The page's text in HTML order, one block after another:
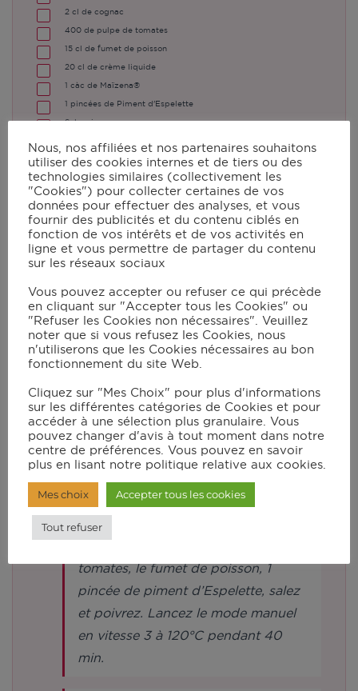
2 cl de cognac
400 de pulpe de tomates
15 cl de fumet de poisson
20 cl de crème liquide
1 càc de Maïzena®
1 pincées de Piment d'Espelette
Sel, poivre
Instructions
Épluchez l’oignon et l’ail, puis
coupez-les en quatre. Mettez-les
dans le robot muni du couteau
hachoir ultrablade. Mixez en vitesse
11 pendant 10 s.
ultrablade par le mélangeur, raclez
les parois du bol avec la spatule,
puis ajoutez l’huile et le cognac.
Lancez le programme mijoté P1 à
130°C pour 8 min.
tomates, le fumet de poisson, 1
pincée de piment d’Espelette, salez
et poivrez. Lancez le mode manuel
en vitesse 3 à 120°C pendant 40
min.
Nous, nos affiliées et nos partenaires souhaitons
utiliser des cookies internes et de tiers ou des
technologies similaires (collectivement les
"Cookies") pour collecter certaines de vos
données pour effectuer des analyses, et vous
fournir des publicités et du contenu ciblés en
fonction de vos intérêts et de vos activités en
ligne et vous permettre de partager du contenu
sur les réseaux sociaux
Vous pouvez accepter ou refuser ce qui précède
en cliquant sur "Accepter tous les Cookies" ou
"Refuser les Cookies non nécessaires". Veuillez
noter que si vous refusez les Cookies, nous
n'utiliserons que les Cookies nécessaires au bon
fonctionnement du site Web.
Cliquez sur "Mes Choix" pour plus d'informations
sur les différentes catégories de Cookies et pour
accéder à une sélection plus granulaire. Vous
pouvez changer d'avis à tout moment dans notre
centre de préférences. Vous pouvez en savoir
plus en lisant notre politique relative aux cookies.
Mes choix Accepter tous les cookies
Tout refuser